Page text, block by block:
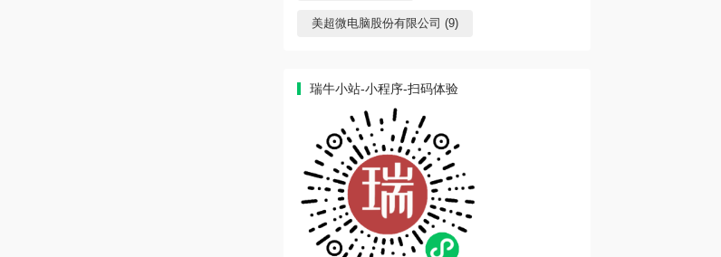
美超微电脑股份有限公司 (9)
瑞牛小站-小程序-扫码体验